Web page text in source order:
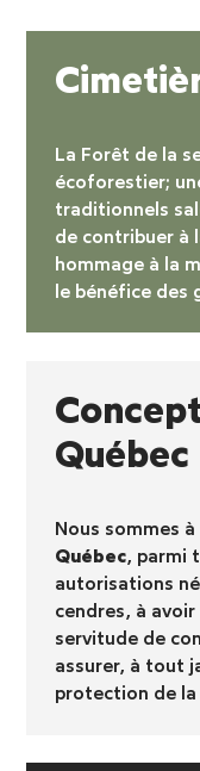
La Forêt de la
écoforestier;
traditionnels
de contribuer à
hommage à la
le bénéfice des
Québec
Nous sommes
Québec, parmi
autorisations
cendres, à
servitude de
assurer, à tout
protection de